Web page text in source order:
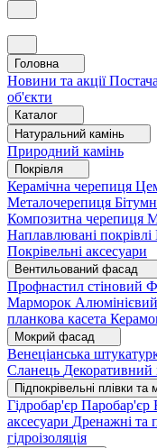
Головна
Новини та акції
об'єкти
Каталог
Натуральний камінь
Природний камінь
Покрівля
Керамічна черепиця
Металочерепиця
Композитна черепиця
Наплавлювані покрівлі
Покрівельні аксесуари
Вентильований фасад
Профнастил стіновий
Марморок
планкова касета
Мокрий фасад
Венеціанська
Сланець Декоративний
Підпокрівельні плівки
Гідробар'єр Паробар'єр
аксесуари Дренажні та
гідроізоляція